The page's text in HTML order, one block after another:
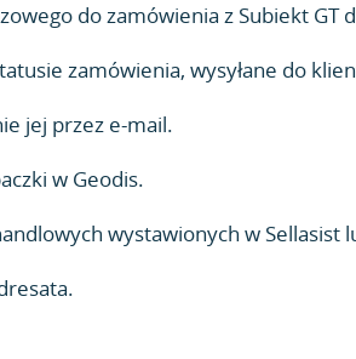
do zamówienia z Subiekt GT
zamówienia, wysyłane do
jej przez e-mail.
w Geodis.
wystawionych w Sellasist